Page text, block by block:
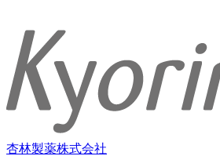
杏林製薬株式会社